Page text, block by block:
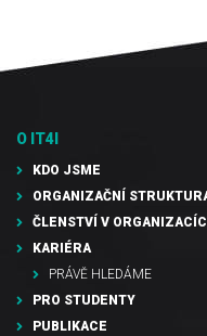
O IT4I
KDO JSME
ORGANIZAČNÍ
ČLENSTVÍ V
KARIÉRA
PRÁVĚ HLEDÁME
PRO STUDENTY
PUBLIKACE